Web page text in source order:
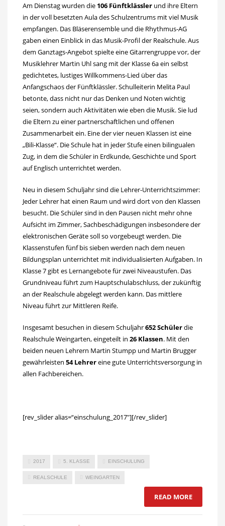
Am Dienstag wurden die 106 Fünftklässler und ihre Eltern
in der voll besetzten Aula des Schulzentrums mit viel Musik
empfangen. Das Bläserensemble und die Rhythmus-AG
gaben einen Einblick in das Musik-Profil der Realschule. Aus
dem Ganztags-Angebot spielte eine Gitarrengruppe vor, der
Musiklehrer Martin Uhl sang mit der Klasse 6a ein selbst
gedichtetes, lustiges Willkommens-Lied über das
Anfangschaos der Fünftklässler. Schulleiterin Melita Paul
betonte, dass nicht nur das Denken und Noten wichtig
seien, sondern auch Aktivitäten wie eben die Musik. Sie lud
die Eltern zu einer partnerschaftlichen und offenen
Zusammenarbeit ein. Eine der vier neuen Klassen ist eine
„Bili-Klasse“. Die Schule hat in jeder Stufe einen bilingualen
Zug, in dem die Schüler in Erdkunde, Geschichte und Sport
auf Englisch unterrichtet werden.
Neu in diesem Schuljahr sind die Lehrer-Unterrichtszimmer:
Jeder Lehrer hat einen Raum und wird dort von den Klassen
besucht. Die Schüler sind in den Pausen nicht mehr ohne
Aufsicht im Zimmer, Sachbeschädigungen insbesondere der
elektronischen Geräte soll so vorgebeugt werden. Die
Klassenstufen fünf bis sieben werden nach dem neuen
Bildungsplan unterrichtet mit individualisierten Aufgaben. In
Klasse 7 gibt es Lernangebote für zwei Niveaustufen. Das
Grundniveau führt zum Hauptschulabschluss, der zukünftig
an der Realschule abgelegt werden kann. Das mittlere
Niveau führt zur Mittleren Reife.
Insgesamt besuchen in diesem Schuljahr652 Schülerdie
Realschule Weingarten, eingeteilt in 26 Klassen. Mit den
beiden neuen Lehrern Martin Stumpp und Martin Brugger
gewährleisten 54 Lehrereine gute Unterrichtsversorgung in
allen Fachbereichen.
[rev_slider alias=“einschulung_2017″][/rev_slider]
2017 5. KLASSE EINSCHULUNG
REALSCHULE WEINGARTEN
READ MORE